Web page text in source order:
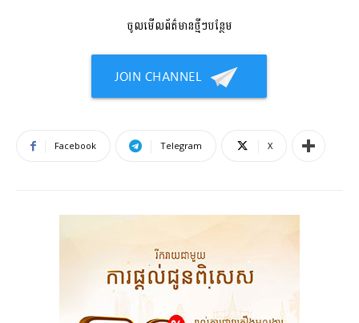
ចូលមើលព័ត៌មានថ្មីៗបន្ថែម
Facebook Telegram X